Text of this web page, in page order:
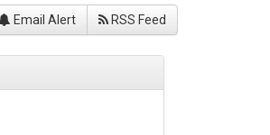
Email Alert RSS Feed